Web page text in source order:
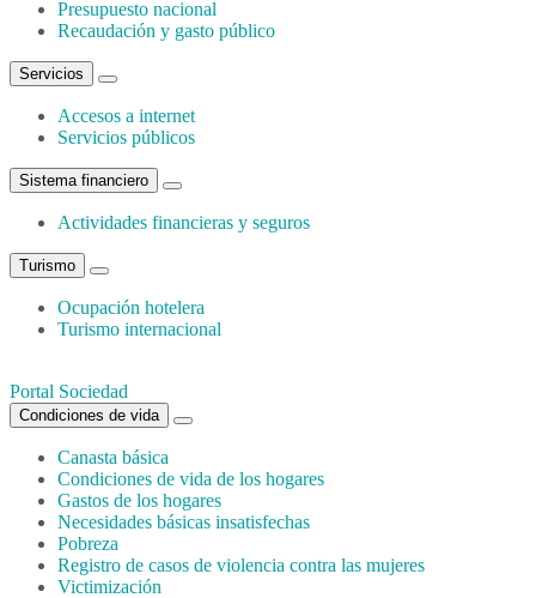
Presupuesto nacional
Recaudación y gasto público
Servicios
Accesos a internet
Servicios públicos
Sistema financiero
Actividades financieras y seguros
Turismo
Ocupación hotelera
Turismo internacional
Portal Sociedad
Condiciones de vida
Canasta básica
Condiciones de vida de los hogares
Gastos de los hogares
Necesidades básicas insatisfechas
Pobreza
Registro de casos de violencia contra las mujeres
Victimización